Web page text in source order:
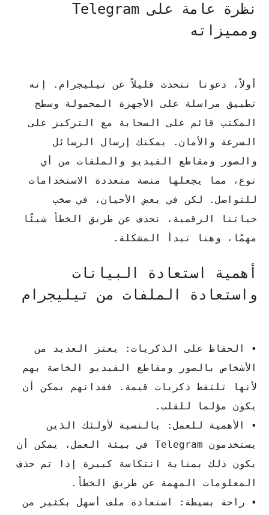
نظرة عامة على Telegram
ومميزاته
أولاً، دعونا نتحدث قليلاً عن تيليجرام.
إنه
تطبيق مراسلة على الأجهزة المحمولة وسطح
المكتب قائم على السحابة مع التركيز على
السرعة والأمان.
يمكنك إرسال الرسائل
والصور ومقاطع الفيديو والملفات من أي
نوع، مما يجعلها منصة متعددة الاستخدامات
للتواصل.
لكن في بعض الأحيان، في صخب
حياتنا الرقمية، نحذف عن طريق الخطأ شيئًا
مهمًا، وهنا تبدأ المشكلة.
أهمية استعادة البيانات
واستعادة الملفات من تيليجرام
• الحفاظ على الذكريات: يعتز العديد من
الأشخاص بالصور ومقاطع الفيديو الخاصة بهم
لأنها تلتقط ذكريات قيمة.
فقدانهم يمكن أن
يكون مؤلما للقلب.
• الأهمية للعمل: بالنسبة لأولئك الذين
يستخدمون Telegram في بيئة العمل، يمكن أن
يكون ذلك بمثابة انتكاسة كبيرة إذا تم حذف
المعلومات المهمة عن طريق الخطأ.
• راحة بسيطة: استعادة ملف أسهل بكثير من